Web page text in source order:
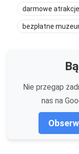
darmowe atrakcje
bezpłatne
Nie przegap
nas na